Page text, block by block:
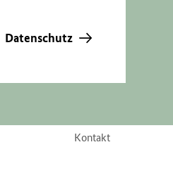
Datenschutz
Kontakt